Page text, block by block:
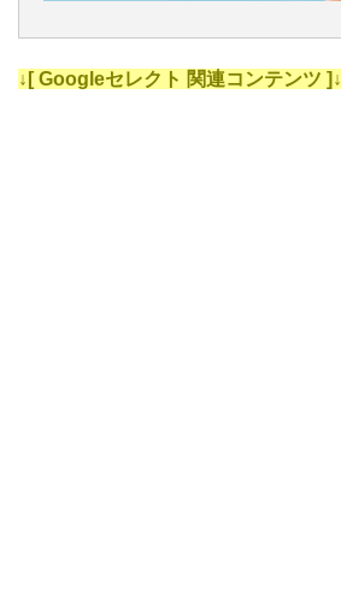
↓[ Googleセレクト 関連コンテンツ ]↓